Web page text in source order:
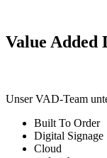
Value Added
Unser VAD-Team
Built To Order
Digital Signage
Cloud